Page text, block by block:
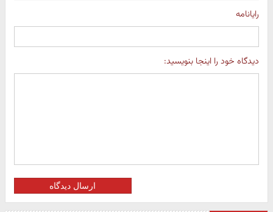
رایانامه
دیدگاه خود را اینجا بنویسید:
ارسال دیدگاه